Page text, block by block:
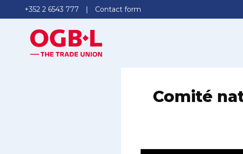
+352 2 6543 777 Contact form
Comité